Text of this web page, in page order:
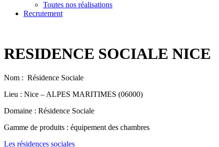
Toutes nos réalisations
Recrutement
RESIDENCE SOCIALE NICE
Nom : Résidence Sociale
Lieu : Nice – ALPES MARITIMES (06000)
Domaine : Résidence Sociale
Gamme de produits : équipement des chambres
Les résidences sociales